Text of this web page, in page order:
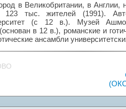
в Великобритании, в Англии,
тыс. жителей (1991).
(c 12 в.). Музей
в 12 в.), романские и
ансамбли